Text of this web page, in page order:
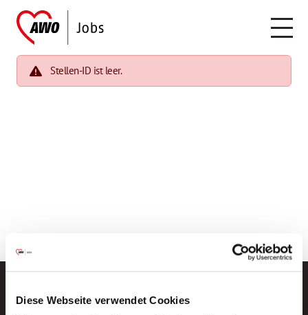
Diese Webseite verwendet Cookies
Stellen-ID ist leer.